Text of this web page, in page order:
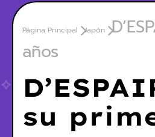
Página Principal Japón
años
su